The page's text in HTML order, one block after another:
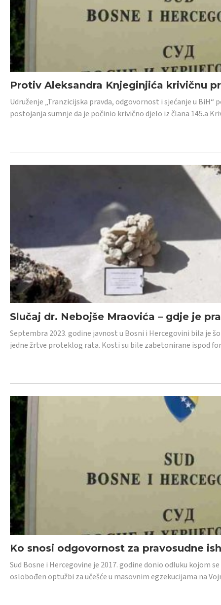
Protiv Aleksandra Knjeginjića krivičnu
Udruženje „Tranzicijska pravda, odgovornost i sjećanje u
postojanja sumnje da je počinio krivično djelo iz člana 145.a
Slučaj dr. Nebojše Mraovića – gdje je
Septembra 2023. godine javnost u Bosni i Hercegovini bila je
jedne žrtve proteklog rata. Kosti su bile zabetonirane ispod
Ko snosi odgovornost za pravosudne
Sud Bosne i Hercegovine je 2017. godine donio odluku kojom
oslobođen optužbi za učešće u masovnim egzekucijama na